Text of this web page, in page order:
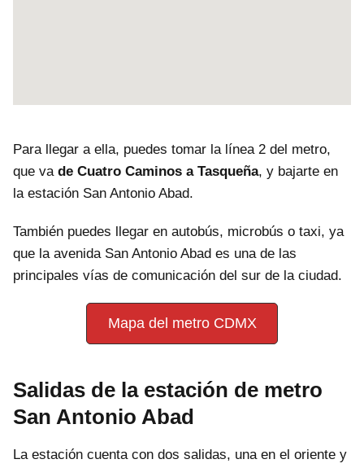
Para llegar a ella, puedes tomar la línea 2 del metro,
que va de Cuatro Caminos a Tasqueña, y bajarte en
la estación San Antonio Abad.
También puedes llegar en autobús, microbús o taxi, ya
que la avenida San Antonio Abad es una de las
principales vías de comunicación del sur de la ciudad.
Mapa del metro CDMX
Salidas de la estación de metro
San Antonio Abad
La estación cuenta con dos salidas, una en el oriente y